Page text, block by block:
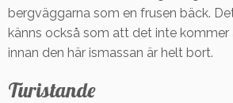
bergväggarna som en frusen bäck.
känns också som att det inte
innan den här ismassan är helt bort.
Turistande